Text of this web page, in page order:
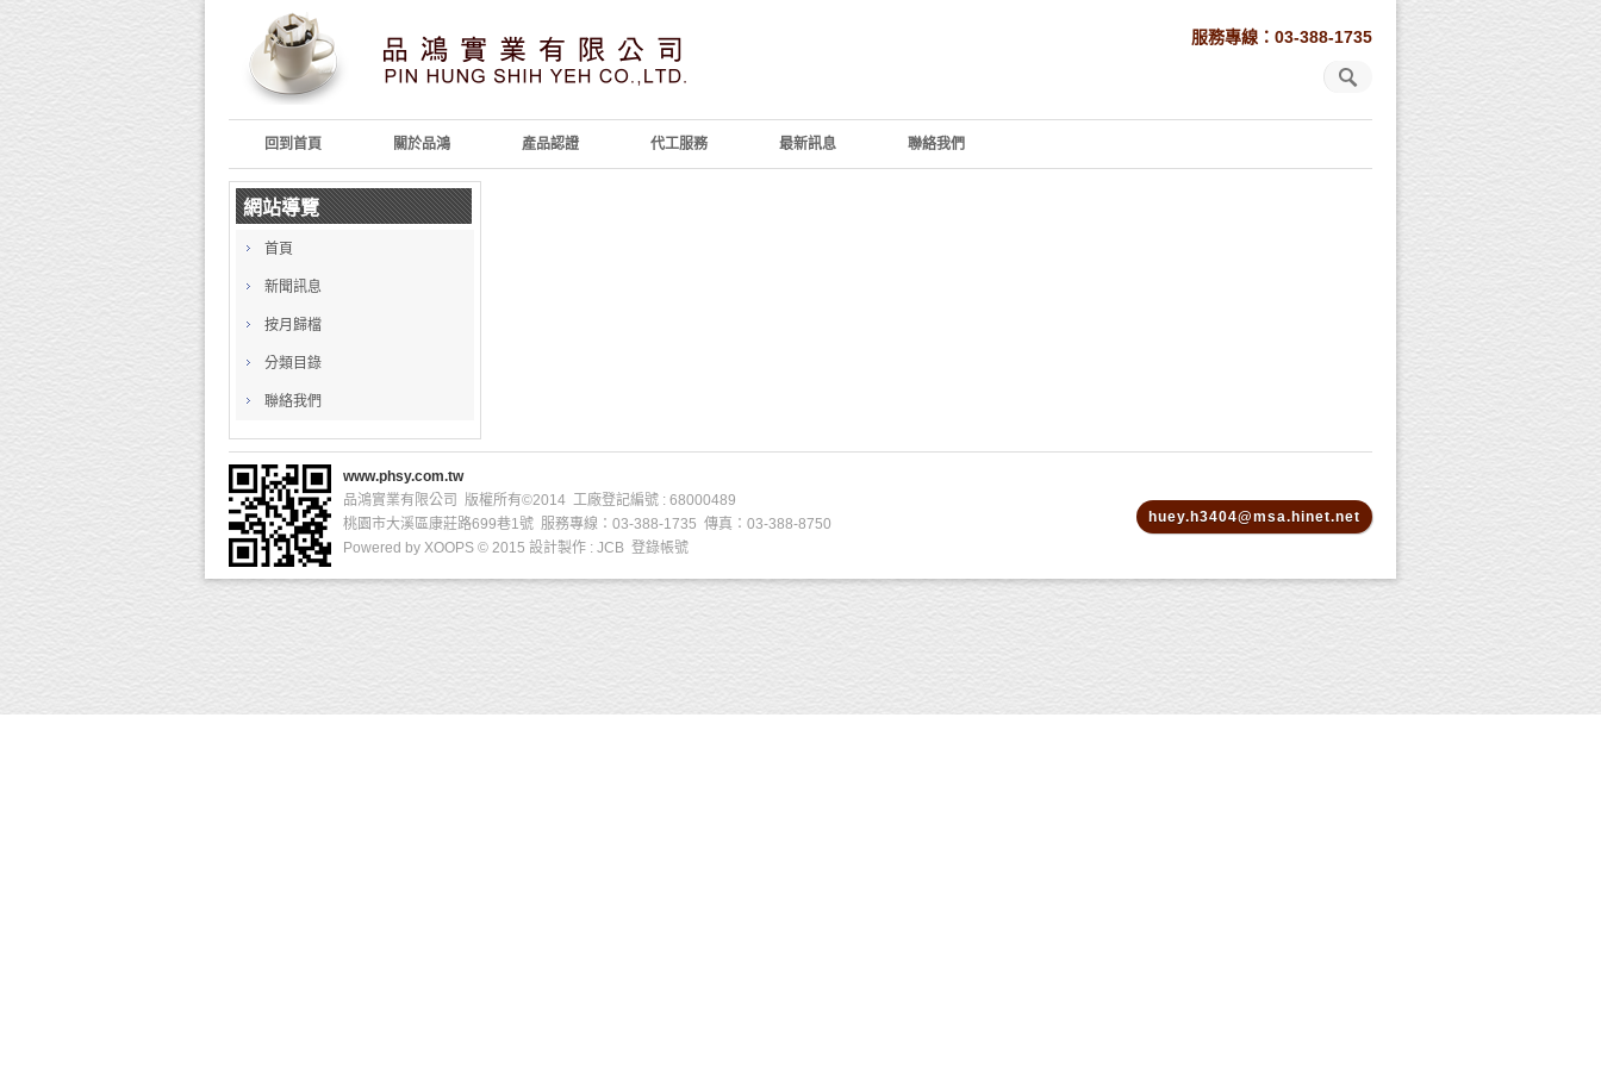
服務專線：03-388-1735
回到首頁 關於品鴻 產品認證 代工服務 最新訊息 聯絡我們
網站導覽
首頁
新聞訊息
按月歸檔
分類目錄
聯絡我們
huey.h3404@msa.hinet.net
www.phsy.com.tw
品鴻實業有限公司 版權所有©2014 工廠登記編號 : 68000489
桃園市大溪區康莊路699巷1號 服務專線：03-388-1735 傳真：03-388-8750
Powered by XOOPS © 2015 設計製作 : JCB 登錄帳號